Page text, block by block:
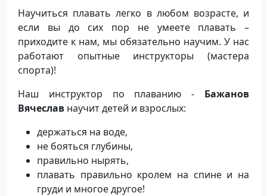
Научиться плавать легко в любом возрасте, и
если вы до сих пор не умеете плавать –
приходите к нам, мы обязательно научим. У нас
работают опытные инструкторы (мастера
спорта)!
Наш инструктор по плаванию - Бажанов
Вячеслав научит детей и взрослых:
держаться на воде,
не бояться глубины,
правильно нырять,
плавать правильно кролем на спине и на
груди и многое другое!